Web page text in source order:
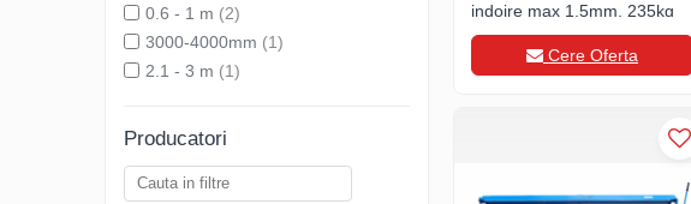
Ciocane pentru plumb
Ciocane de finisaje
Accesorii ciocane
Dispozitiv de indoit
0.6 - 1 m (2)
3000-4000mm (1)
2.1 - 3 m (1)
Producatori
indoire max 1,5mm, 235kg
Cere Oferta